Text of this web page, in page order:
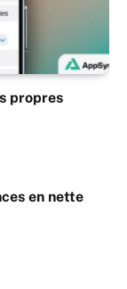
propres
en nette